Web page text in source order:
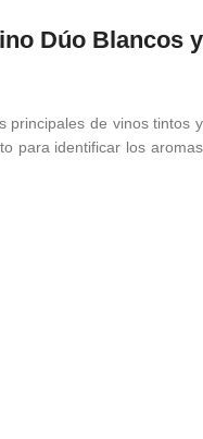
Dúo Blancos y
principales de vinos tintos y
para identificar los aromas